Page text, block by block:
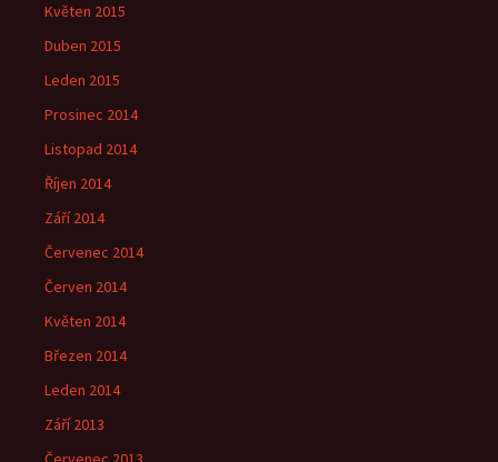
Květen 2015
Duben 2015
Leden 2015
Prosinec 2014
Listopad 2014
Říjen 2014
Září 2014
Červenec 2014
Červen 2014
Květen 2014
Březen 2014
Leden 2014
Září 2013